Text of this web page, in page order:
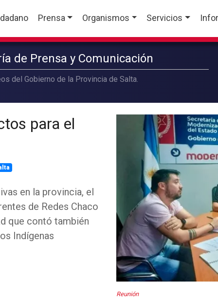
Prensa Organismos Servicios
de Prensa y Comunicación
del Gobierno de la Provincia de Salta.
para el
en la provincia, el
de Redes Chaco
que contó también
Indígenas
Reunión